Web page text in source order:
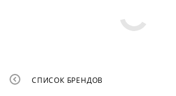
СПИСОК БРЕНДОВ